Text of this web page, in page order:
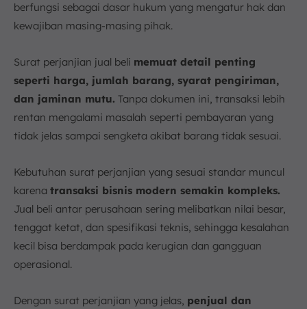
berfungsi sebagai dasar hukum yang mengatur hak dan
kewajiban masing-masing pihak.
Surat perjanjian jual beli memuat detail penting
seperti harga, jumlah barang, syarat pengiriman,
dan jaminan mutu. Tanpa dokumen ini, transaksi lebih
rentan mengalami masalah seperti pembayaran yang
tidak jelas sampai sengketa akibat barang tidak sesuai.
Kebutuhan surat perjanjian yang sesuai standar muncul
karena transaksi bisnis modern semakin kompleks.
Jual beli antar perusahaan sering melibatkan nilai besar,
tenggat ketat, dan spesifikasi teknis, sehingga kesalahan
kecil bisa berdampak pada kerugian dan gangguan
operasional.
Dengan surat perjanjian yang jelas, penjual dan